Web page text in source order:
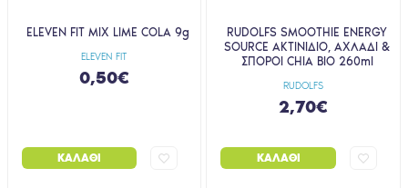
ELEVEN FIT
ELEVEN FIT MIX LIME COLA 9g
0,50€
ΚΑΛΆΘΙ
RUDOLFS
RUDOLFS SMOOTHIE ENERGY
SOURCE ΑΚΤΙΝIΔΙΟ, ΑΧΛAΔΙ &
ΣΠOΡΟΙ CHIA BIO 260ml
2,70€
ΚΑΛΆΘΙ